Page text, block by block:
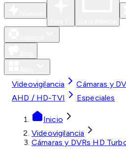
Videovigilancia
Cámaras y
AHD / HD-TVI
Especiales
Inicio
Videovigilancia
Cámaras y DVRs HD